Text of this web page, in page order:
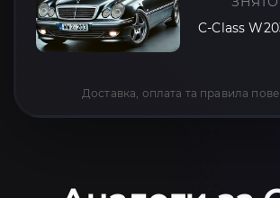
C-Class
Доставка, оплата та правила